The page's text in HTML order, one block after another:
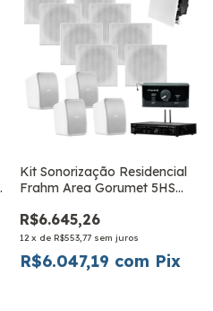
Kit Sonorização Residencial
Frahm Area Gorumet 5HS
R$6.645,26
12 x de R$553,77 sem juros
R$6.047,19 com Pix